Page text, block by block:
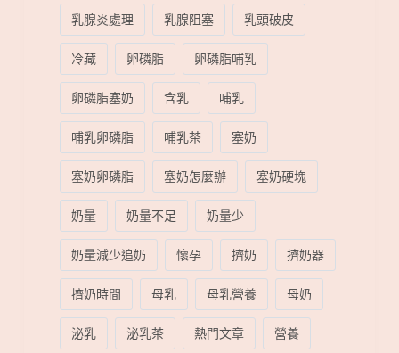
乳腺炎處理
乳腺阻塞
乳頭破皮
冷藏
卵磷脂
卵磷脂哺乳
卵磷脂塞奶
含乳
哺乳
哺乳卵磷脂
哺乳茶
塞奶
塞奶卵磷脂
塞奶怎麼辦
塞奶硬塊
奶量
奶量不足
奶量少
奶量減少追奶
懷孕 擠奶
擠奶器
擠奶時間
母乳 母乳營養
母奶
泌乳
泌乳茶 熱門文章
營養